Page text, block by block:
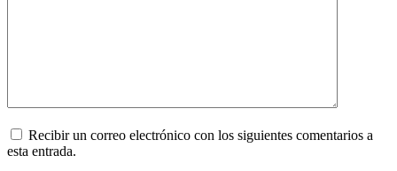
Recibir un correo electrónico con los siguientes comentarios a
esta entrada.